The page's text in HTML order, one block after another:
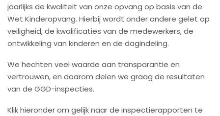
jaarlijks de kwaliteit van onze opvang op basis van de
Wet Kinderopvang. Hierbij wordt onder andere gelet op
veiligheid, de kwalificaties van de medewerkers, de
ontwikkeling van kinderen en de dagindeling.
We hechten veel waarde aan transparantie en
vertrouwen, en daarom delen we graag de resultaten
van de GGD-inspecties.
Klik hieronder om gelijk naar de inspectierapporten te